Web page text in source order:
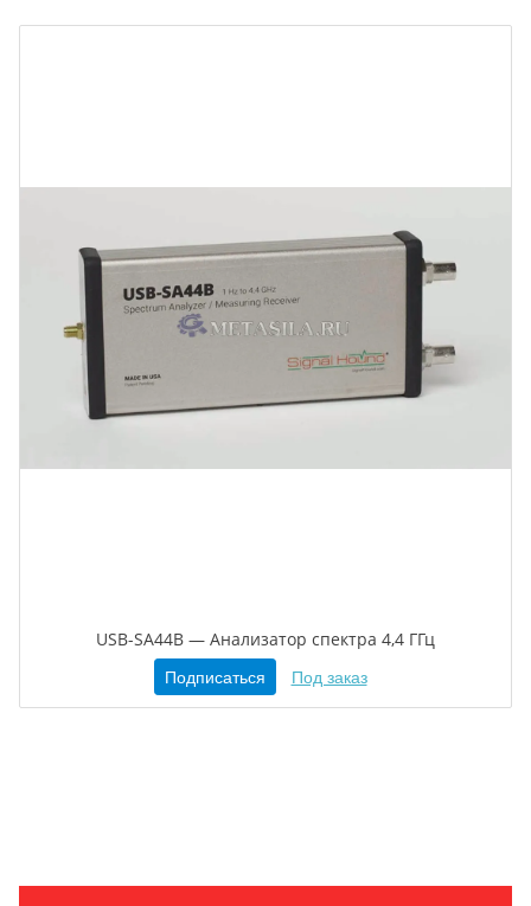
USB-SA44B — Анализатор спектра 4,4 ГГц
Подписаться Под заказ